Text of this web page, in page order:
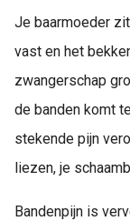
Je baarmoeder
vast en het
zwangerschap
de banden komt
stekende pijn
liezen, je
Bandenpijn is